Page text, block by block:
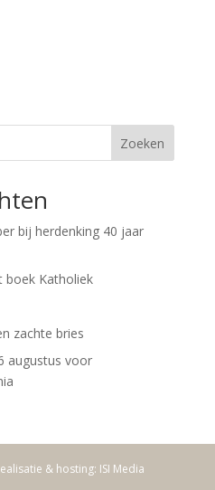
Zoeken
bij herdenking 40 jaar
boek Katholiek
zachte bries
augustus voor
& hosting: ISI Media